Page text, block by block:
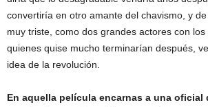
convertiría en otro amante del chavismo, y
muy triste, como dos grandes actores con
quienes quise mucho terminarían después,
idea de la revolución.
En aquella película encarnas a una oficial